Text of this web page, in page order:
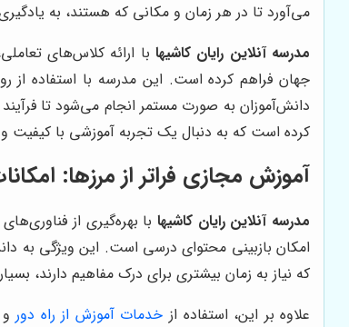
می‌آورد تا در هر زمان و مکانی که هستند، به یادگیری
مدرسه آنلاین رایان کاشیهابا ارائه کلاس‌های
جهان فراهم کرده است. این مدرسه با استفاده
دانش‌آموزان به صورت مستمر انجام می‌شود تا
کرده است که به دنبال یک تجربه آموزشی با کیفیت
آموزش مجازی فراتر از مرزها:
مدرسه آنلاین رایان کاشیهابا بهره‌گیری از
امکان بازبینی محتوای درسی است. این ویژگی به
که نیاز به زمان بیشتری برای درک مفاهیم دارند،
علاوه بر این، استفاده از خدمات آموزش از راه دور